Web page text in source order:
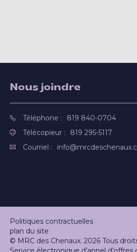
Nous joindre
Téléphone :
819 840-0704
Télécopieur :
819 295-5117
Courriel :
Politiques contractuelles
plan du site
© MRC des Chenaux. 2026 Tous